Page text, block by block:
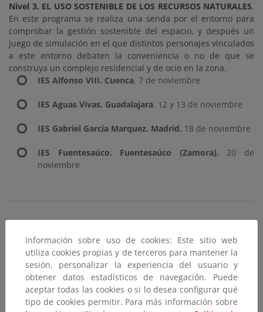
Nivel 3. EL USO SOSTENIBLE DE LOS RECURSOS NATURALES.
En este programa se realiza una senda por el entorno para
comprobar la gestión sostenible del espacio, y después un
juego de simulación en el que distintos personajes vinculados
a este entorno debaten la conveniencia o no de que se
construya un complejo residencial y de ocio en la zona.
IES Alfonso VIII. Cuenca. 7 de noviembre
IES Aguas Vivas. Guadalajara. 12 y 13 de noviembre
IES Gabriel García Marquez. Madrid. 18 de noviembre
IES Fuentesaúco. Fuentesaúco (Zamora). 20 de
noviembre
Utilizando la maqueta del Monte de Valsaín, el equipo
educativo del CENEAM realiza una introducción al ecosistema
en el que nos situamos y que el grupo va a visitar,
posteriormente, de forma autoguiada. Esta actividad se
complementa con la posibilidad de hacer uno de
Información sobre uso de cookies: Este sitio web
utiliza cookies propias y de terceros para mantener la
sesión, personalizar la experiencia del usuario y
obtener datos estadísticos de navegación. Puede
aceptar todas las cookies o si lo desea configurar qué
tipo de cookies permitir. Para más información sobre